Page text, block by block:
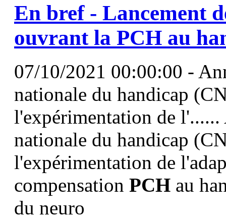
En bref - Lancement
ouvrant la PCH au
07/10/2021 00:00:00 -
nationale du handicap
l'expérimentation de l'......
nationale du handicap
l'expérimentation de
compensation PCH au
du neuro